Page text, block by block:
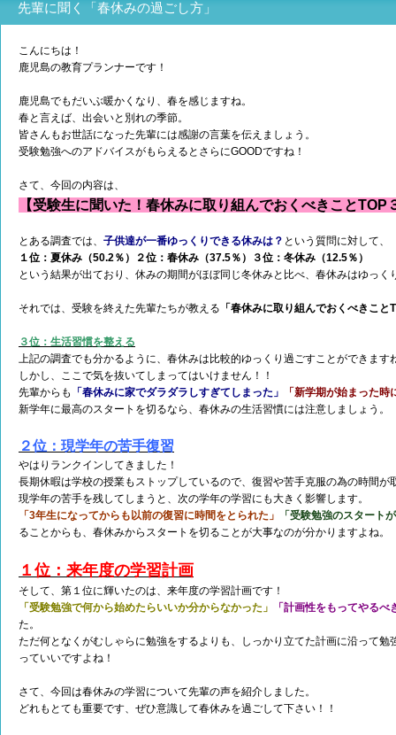
先輩に聞く「春休みの過ごし方」
こんにちは！
鹿児島の教育プランナーです！
鹿児島でもだいぶ暖かくなり、春を感じますね。
春と言えば、出会いと別れの季節。
皆さんもお世話になった先輩には感謝の言葉を伝えましょう。
受験勉強へのアドバイスがもらえるとさらにGOODですね！
さて、今回の内容は、
【受験生に聞いた！春休みに取り組んでおくべきことTOP
とある調査では、 子供達が一番ゆっくりできる休みは？ という質問に対して、
１位：夏休み（50.2％）２位：春休み（37.5％）３位：冬休み（12.5％）
という結果が出ており、休みの期間がほぼ同じ冬休みと比べ、春休みはゆっ
それでは、受験を終えた先輩たちが教える 「春休みに取り組んでおくべきこと
３位：生活習慣を整える
上記の調査でも分かるように、春休みは比較的ゆっくり過ごすことができます
しかし、ここで気を抜いてしまってはいけません！！
先輩からも
「春休みに家でダラダラしすぎてしまった」
「新学期が始まった時
新学年に最高のスタートを切るなら、春休みの生活習慣には注意しましょう。
２位：現学年の苦手復習
やはりランクインしてきました！
長期休暇は学校の授業もストップしているので、復習や苦手克服の為の時間が
現学年の苦手を残してしまうと、次の学年の学習にも大きく影響します。
「3年生になってからも以前の復習に時間をとられた」
「受験勉強のスタート
ることからも、春休みからスタートを切ることが大事なのが分かりますよね。
１位：来年度の学習計画
そして、第１位に輝いたのは、来年度の学習計画です！
「受験勉強で何から始めたらいいか分からなかった」
「計画性をもってやるべ
た。
ただ何となくがむしゃらに勉強をするよりも、しっかり立てた計画に沿って
っていいですよね！
さて、今回は春休みの学習について先輩の声を紹介しました。
どれもとても重要です、ぜひ意識して春休みを過ごして下さい！！